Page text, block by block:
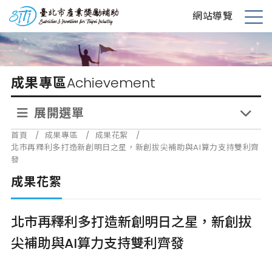
到
主
要
內
台北市產業獎勵補助 網站導覽
展
開
選
單
成果專區Achievement
展開選單
首頁 / 成果專區 / 成果花絮
/
北市再釋利多打造新創明日之星，新創拔尖補助與AI算力支持雙利齊
發
成果花絮
北市再釋利多打造新創明日之星，新創拔
尖補助與AI算力支持雙利齊發